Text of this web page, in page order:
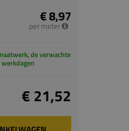
€ 8,97
per meter
de verwachte
€ 21,52